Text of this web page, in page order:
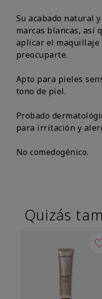
Su acabado natural
marcas blancas, así
aplicar el maquillaje
preocuparte.
Apto para pieles
tono de piel.
Probado
para irritación y
No comedogénico.
Quizás